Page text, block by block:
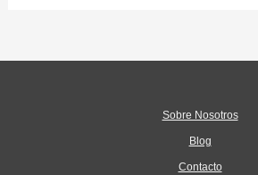
SIN
Sobre Nosotros
Blog
Contacto